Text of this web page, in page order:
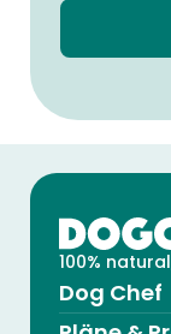
100%
Dog Chef